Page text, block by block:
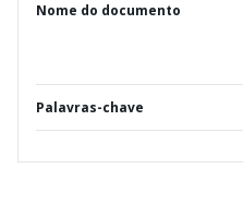
Nome do documento
Palavras-chave